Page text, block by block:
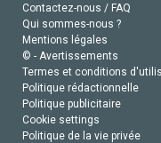
Contactez-nous / FAQ
Qui sommes-nous ?
Mentions légales
© - Avertissements
Termes et conditions
Politique rédactionnelle
Politique publicitaire
Cookie settings
Politique de la vie privée